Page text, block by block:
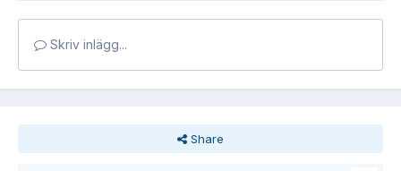
Skriv inlägg...
Share